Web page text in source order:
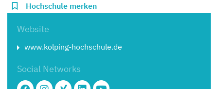
Hochschule merken
Website
www.kolping-hochschule.de
Social Networks